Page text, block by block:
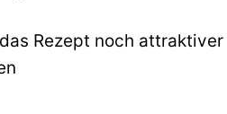
Rezept noch attraktiver